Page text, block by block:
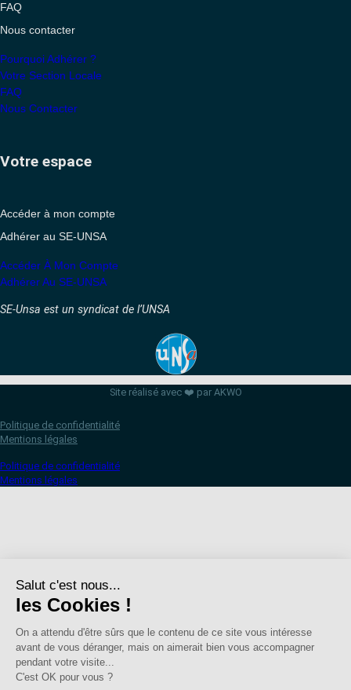
FAQ
Nous contacter
Pourquoi Adhérer ?
Votre Section Locale
FAQ
Nous Contacter
Votre espace
Accéder à mon compte
Adhérer au SE-UNSA
Accéder À Mon Compte
Adhérer Au SE-UNSA
SE-Unsa est un syndicat de l’UNSA
Site réalisé avec ❤️ par AKWO
Politique de confidentialité
Mentions légales
Politique de confidentialité
Mentions légales